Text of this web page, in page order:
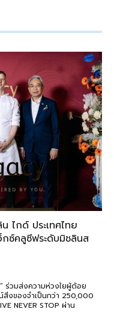
ไกด์ ประเทศไทย
ซ์คลูซีฟระดับมิชลินส
ร่วมส่งความห่วงใยผู้ด้อย
งของจำเป็นกว่า 250,000
NEVER STOP ผ่าน